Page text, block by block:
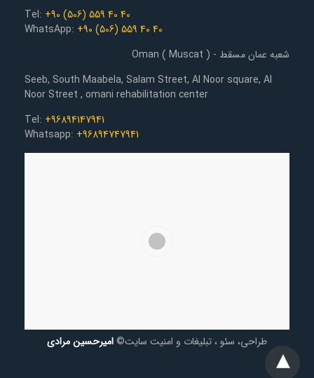
Tel: +90 (506) 559 40 40
WhatsApp: +90 (506) 559 40 40
شعبه عمان مسقط - Oman ( Muscat )
Seeb, South Maabela, Salam Street, Al Noor square, Al
Noor Street , omani rehabilitation center
Tel: +96894147941
Whatsapp: +96894747941
طراحی، سئو ، تبلیغات و امنیت سایت©امیرحسین مرادی